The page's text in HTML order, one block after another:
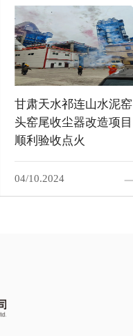
甘肃天水祁连山水泥窑
头窑尾收尘器改造项目
顺利验收点火
04/10.2024